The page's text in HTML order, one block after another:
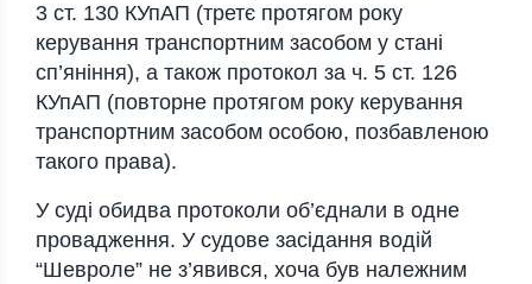
3 ст. 130 КУпАП (третє протягом року
керування транспортним засобом у стані
сп’яніння), а також протокол за ч. 5 ст. 126
КУпАП (повторне протягом року керування
транспортним засобом особою, позбавленою
такого права).
У суді обидва протоколи об’єднали в одне
провадження. У судове засідання водій
“Шевроле” не з’явився, хоча був належним